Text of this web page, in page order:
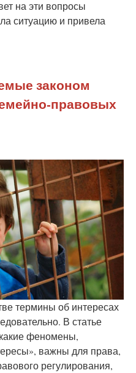
на эти вопросы
ситуацию и привела
законом
правовых
термины об интересах
В статье
феномены,
важны для права,
регулирования,